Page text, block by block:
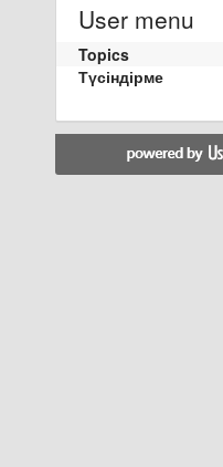
User menu
Topics
Түсіндірме